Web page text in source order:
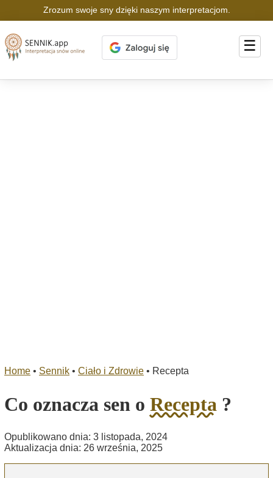
Zrozum swoje sny dzięki naszym interpretacjom.
☰
Home • Sennik • Ciało i Zdrowie • Recepta
Co oznacza sen o Recepta ?
Opublikowano dnia: 3 listopada, 2024
Aktualizacja dnia: 26 września, 2025